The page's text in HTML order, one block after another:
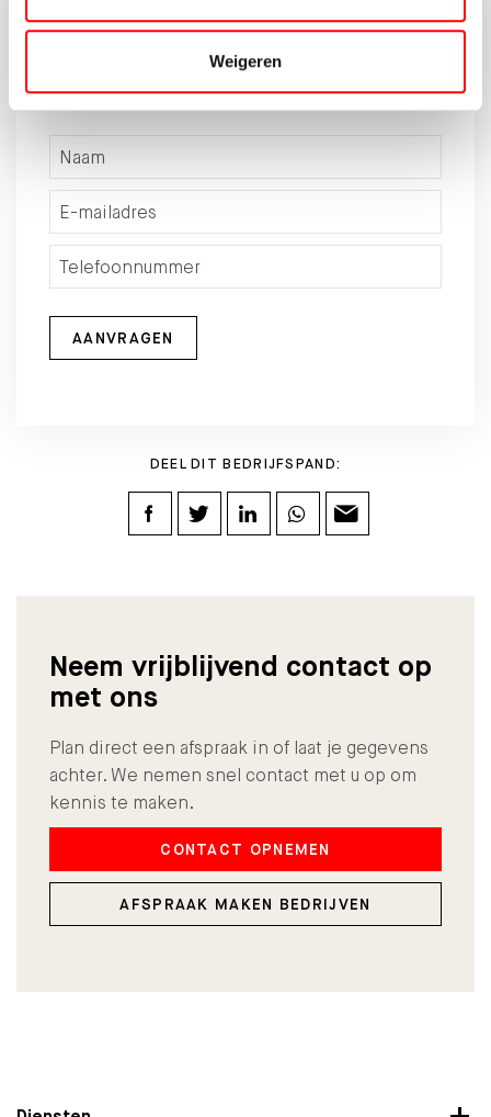
Weigeren
Brochure aanvragen?
Vul onderstaande gegeven in en download de
brochure van dit object.
AANVRAGEN
DEEL DIT BEDRIJFSPAND:
Neem vrijblijvend contact op
met ons
Plan direct een afspraak in of laat je gegevens
achter. We nemen snel contact met u op om
kennis te maken.
CONTACT OPNEMEN
AFSPRAAK MAKEN BEDRIJVEN